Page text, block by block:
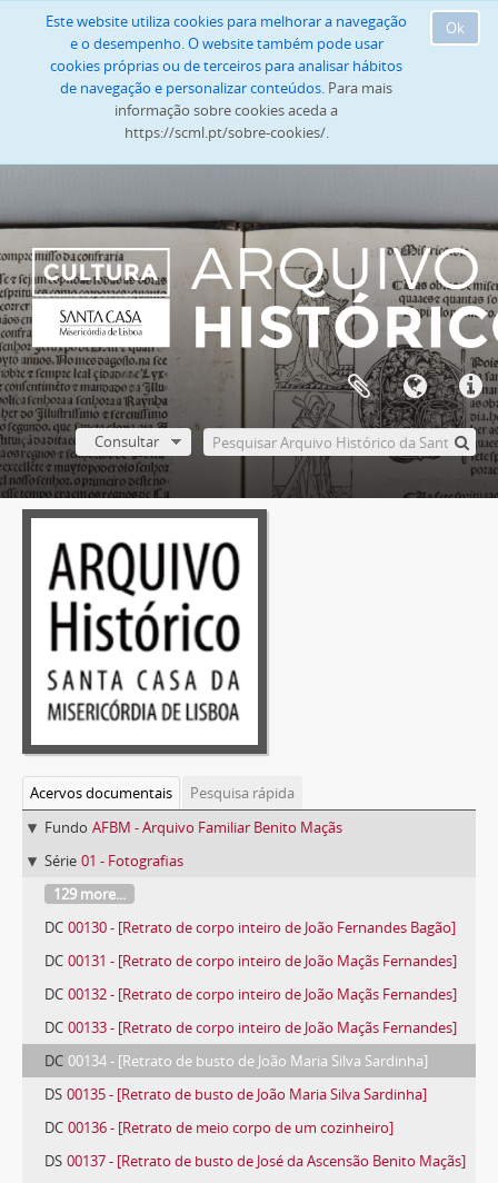
Ok
Este website utiliza cookies para melhorar a navegação
e o desempenho. O website também pode usar
cookies próprias ou de terceiros para analisar hábitos
de navegação e personalizar conteúdos. Para mais
informação sobre cookies aceda a
https://scml.pt/sobre-cookies/.
Consultar
Acervos documentais
Pesquisa rápida
Fundo AFBM - Arquivo Familiar Benito Maçãs
Série 01 - Fotografias
129 more...
DC 00130 - [Retrato de corpo inteiro de João Fernandes Bagão]
DC 00131 - [Retrato de corpo inteiro de João Maçãs Fernandes]
DC 00132 - [Retrato de corpo inteiro de João Maçãs Fernandes]
DC 00133 - [Retrato de corpo inteiro de João Maçãs Fernandes]
DC 00134 - [Retrato de busto de João Maria Silva Sardinha]
DS 00135 - [Retrato de busto de João Maria Silva Sardinha]
DC 00136 - [Retrato de meio corpo de um cozinheiro]
DS 00137 - [Retrato de busto de José da Ascensão Benito Maçãs]